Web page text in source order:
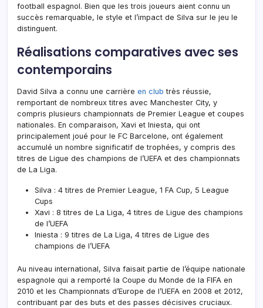
football espagnol. Bien que les trois joueurs aient connu un
succès remarquable, le style et l’impact de Silva sur le jeu le
distinguent.
Réalisations comparatives avec ses
contemporains
David Silva a connu une carrière en club très réussie,
remportant de nombreux titres avec Manchester City, y
compris plusieurs championnats de Premier League et coupes
nationales. En comparaison, Xavi et Iniesta, qui ont
principalement joué pour le FC Barcelone, ont également
accumulé un nombre significatif de trophées, y compris des
titres de Ligue des champions de l’UEFA et des championnats
de La Liga.
Silva : 4 titres de Premier League, 1 FA Cup, 5 League
Cups
Xavi : 8 titres de La Liga, 4 titres de Ligue des champions
de l’UEFA
Iniesta : 9 titres de La Liga, 4 titres de Ligue des
champions de l’UEFA
Au niveau international, Silva faisait partie de l’équipe nationale
espagnole qui a remporté la Coupe du Monde de la FIFA en
2010 et les Championnats d’Europe de l’UEFA en 2008 et 2012,
contribuant par des buts et des passes décisives cruciaux.